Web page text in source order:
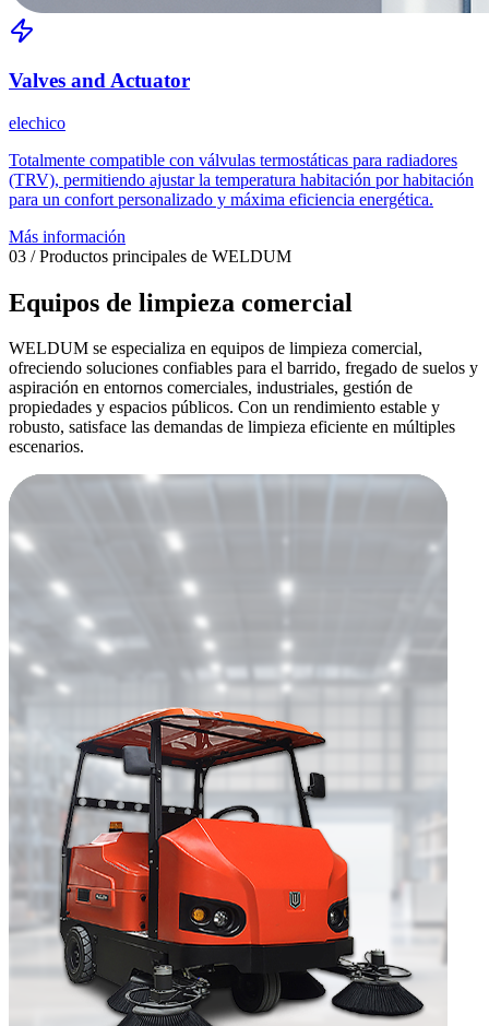
Valves and Actuator
elechico
Totalmente compatible con válvulas termostáticas para radiadores
(TRV), permitiendo ajustar la temperatura habitación por habitación
para un confort personalizado y máxima eficiencia energética.
Más información
03 / Productos principales de WELDUM
Equipos de limpieza comercial
WELDUM se especializa en equipos de limpieza comercial,
ofreciendo soluciones confiables para el barrido, fregado de suelos y
aspiración en entornos comerciales, industriales, gestión de
propiedades y espacios públicos. Con un rendimiento estable y
robusto, satisface las demandas de limpieza eficiente en múltiples
escenarios.